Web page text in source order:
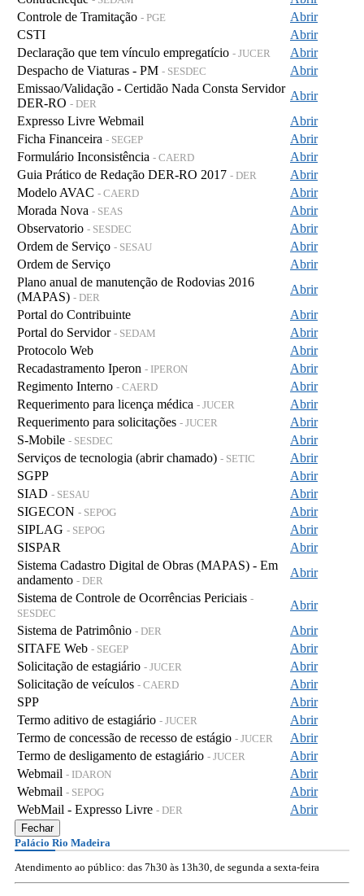
Controle de Tramitação - PGE
Abrir
CSTI
Abrir
Declaração que tem vínculo empregatício - JUCER
Abrir
Despacho de Viaturas - PM - SESDEC
Abrir
Emissao/Validação - Certidão Nada Consta Servidor
DER-RO - DER
Abrir
Expresso Livre Webmail
Abrir
Ficha Financeira - SEGEP
Abrir
Formulário Inconsistência - CAERD
Abrir
Guia Prático de Redação DER-RO 2017 - DER
Abrir
Modelo AVAC - CAERD
Abrir
Morada Nova - SEAS
Abrir
Observatorio - SESDEC
Abrir
Ordem de Serviço - SESAU
Abrir
Ordem de Serviço
Abrir
Plano anual de manutenção de Rodovias 2016
(MAPAS) - DER
Abrir
Portal do Contribuinte
Abrir
Portal do Servidor - SEDAM
Abrir
Protocolo Web
Abrir
Recadastramento Iperon - IPERON
Abrir
Regimento Interno - CAERD
Abrir
Requerimento para licença médica - JUCER
Abrir
Requerimento para solicitações - JUCER
Abrir
S-Mobile - SESDEC
Abrir
Serviços de tecnologia (abrir chamado) - SETIC
Abrir
SGPP
Abrir
SIAD - SESAU
Abrir
SIGECON - SEPOG
Abrir
SIPLAG - SEPOG
Abrir
SISPAR
Abrir
Sistema Cadastro Digital de Obras (MAPAS) - Em
andamento - DER
Abrir
Sistema de Controle de Ocorrências Periciais -
SESDEC
Abrir
Sistema de Patrimônio - DER
Abrir
SITAFE Web - SEGEP
Abrir
Solicitação de estagiário - JUCER
Abrir
Solicitação de veículos - CAERD
Abrir
SPP
Abrir
Termo aditivo de estagiário - JUCER
Abrir
Termo de concessão de recesso de estágio - JUCER
Abrir
Termo de desligamento de estagiário - JUCER
Abrir
Webmail - IDARON
Abrir
Webmail - SEPOG
Abrir
WebMail - Expresso Livre - DER Abrir
Fechar
Palácio Rio Madeira
Atendimento ao público: das 7h30 às 13h30, de segunda a sexta-feira